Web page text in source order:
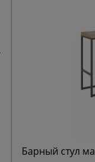
Барный стул